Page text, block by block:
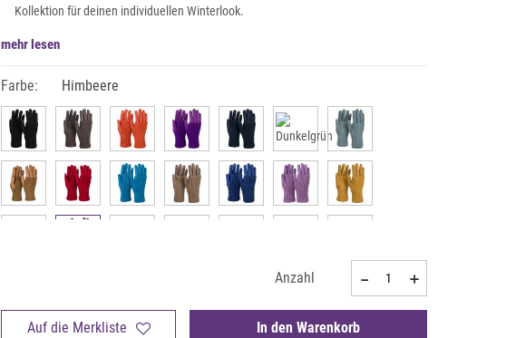
Kollektion für deinen individuellen Winterlook.
mehr lesen
Farbe: Himbeere
Anzahl
Auf die Merkliste In den Warenkorb